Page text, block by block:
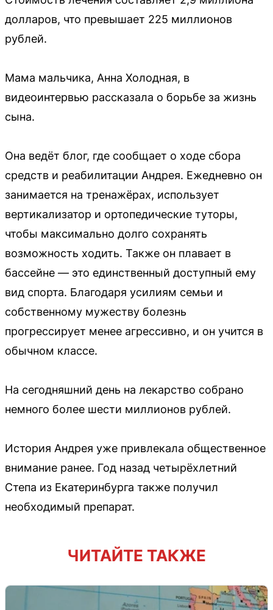
долларов, что превышает 225 миллионов
рублей.
Мама мальчика, Анна Холодная, в
видеоинтервью рассказала о борьбе за жизнь
сына.
Она ведёт блог, где сообщает о ходе сбора
средств и реабилитации Андрея. Ежедневно он
занимается на тренажёрах, использует
вертикализатор и ортопедические туторы,
чтобы максимально долго сохранять
возможность ходить. Также он плавает в
бассейне — это единственный доступный ему
вид спорта. Благодаря усилиям семьи и
собственному мужеству болезнь
прогрессирует менее агрессивно, и он учится в
обычном классе.
На сегодняшний день на лекарство собрано
немного более шести миллионов рублей.
История Андрея уже привлекала общественное
внимание ранее. Год назад четырёхлетний
Степа из Екатеринбурга также получил
необходимый препарат.
ЧИТАЙТЕ ТАКЖЕ